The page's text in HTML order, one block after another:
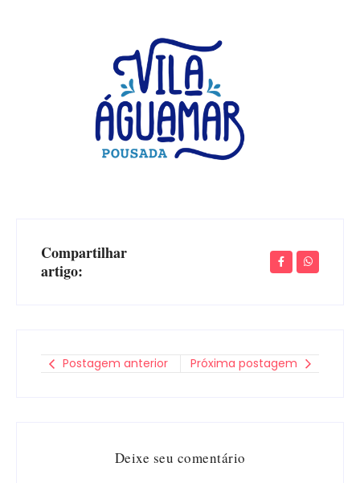
Compartilhar
artigo:
Postagem anterior Próxima postagem
Deixe seu comentário